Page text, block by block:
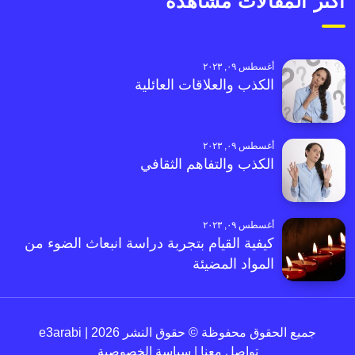
أغسطس ٠٩, ٢٠٢٣
الكذب والعلاقات العائلية
أغسطس ٠٩, ٢٠٢٣
الكذب والتفاهم الثقافي
أغسطس ٠٩, ٢٠٢٣
كيفية القيام بتجربة دراسة انبعاث الضوء من
المواد المضيئة
جميع الحقوق محفوظة © حقوق النشر 2026 | e3arabi
تواصل معنا
سياسة الخصوصية